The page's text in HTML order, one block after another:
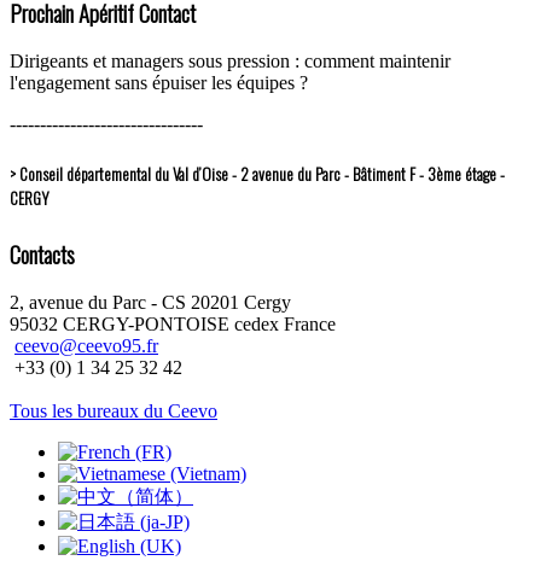
Prochain Apéritif Contact
Dirigeants et managers sous pression : comment maintenir
l'engagement sans épuiser les équipes ?
--------------------------------
> Conseil départemental du Val d’Oise - 2 avenue du Parc - Bâtiment F - 3ème étage -
CERGY
Contacts
2, avenue du Parc - CS 20201 Cergy
95032 CERGY-PONTOISE cedex France
ceevo@ceevo95.fr
+33 (0) 1 34 25 32 42
Tous les bureaux du Ceevo